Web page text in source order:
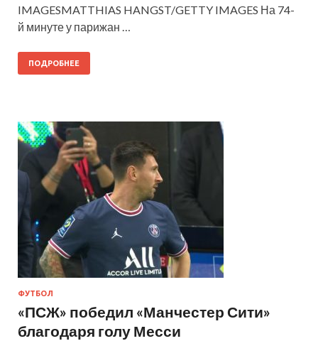
IMAGESMATTHIAS HANGST/GETTY IMAGES На 74-
й минуте у парижан …
ПОДРОБНЕЕ
ФУТБОЛ
«ПСЖ» победил «Манчестер Сити»
благодаря голу Месси